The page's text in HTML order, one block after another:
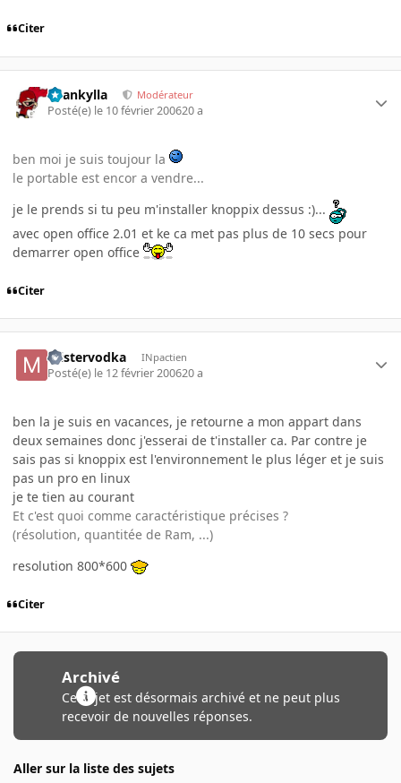
Citer
beankylla Modérateur
Posté(e) le 10 février 200620 a
ben moi je suis toujour la
le portable est encor a vendre...
je le prends si tu peu m'installer knoppix dessus :)...
avec open office 2.01 et ke ca met pas plus de 10 secs pour
demarrer open office
Citer
mistervodka INpactien
Posté(e) le 12 février 200620 a
ben la je suis en vacances, je retourne a mon appart dans
deux semaines donc j'esserai de t'installer ca. Par contre je
sais pas si knoppix est l'environnement le plus léger et je suis
pas un pro en linux
je te tien au courant
Et c'est quoi comme caractéristique précises ?
(résolution, quantitée de Ram, ...)
resolution 800*600
Citer
Archivé
Ce sujet est désormais archivé et ne peut plus
recevoir de nouvelles réponses.
Aller sur la liste des sujets